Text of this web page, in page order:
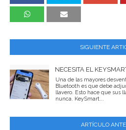
SIGUIENTE
NECESITA EL
Una de las mayores
Bluetooth es que debe
llavero. Esto hace que sus
nunca. KeySmart...
ARTÍCULO